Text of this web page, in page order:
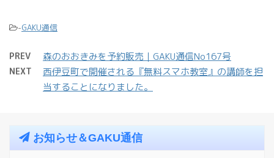
-GAKU通信
PREV 森のおおきみを予約販売｜GAKU通信No167号
NEXT
西伊豆町で開催される『無料スマホ教室』の講師を担
当することになりました。
お知らせ＆GAKU通信